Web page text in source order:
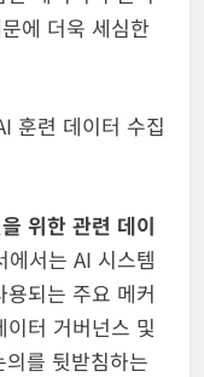
에 더욱 세심한
훈련 데이터 수집
위한 관련 데이
에서는 AI 시스템
되는 주요 메커
터 거버넌스 및
를 뒷받침하는